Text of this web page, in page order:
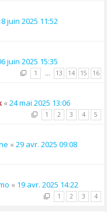
juin 2025 11:52
juin 2025 15:35
1 … 13 14 15 16
« 24 mai 2025 13:06
1 2 3 4 5
« 29 avr. 2025 09:08
« 19 avr. 2025 14:22
1 2 3 4